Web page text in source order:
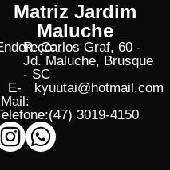
Matriz Jardim
Maluche
R. Carlos Graf, 60 -
Jd. Maluche, Brusque
- SC
E-
Mail:
kyuutai@hotmail.com
(47) 3019-4150